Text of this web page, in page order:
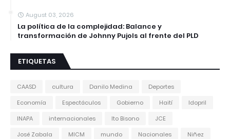
August 03, 2026
La política de la complejidad: Balance y
transformación de Johnny Pujols al frente del PLD
ETIQUETAS
CAASD cultura Danilo Medina
Deportes
Economía
Espectáculos Gobierno Haití
Idopril
INAPA
internacionales Ito Bisono
JCE
José Zabala
MICM mundo Nacionales
Niñez